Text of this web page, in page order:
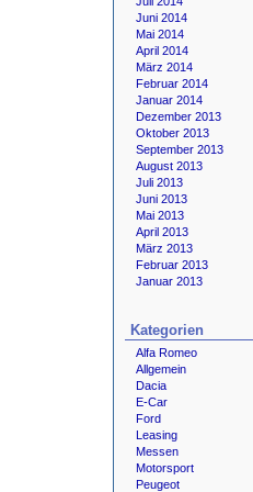
Juni 2014
Mai 2014
April 2014
März 2014
Februar 2014
Januar 2014
Dezember 2013
Oktober 2013
September 2013
August 2013
Juli 2013
Juni 2013
Mai 2013
April 2013
März 2013
Februar 2013
Januar 2013
Kategorien
Alfa Romeo
Allgemein
Dacia
E-Car
Ford
Leasing
Messen
Motorsport
Peugeot